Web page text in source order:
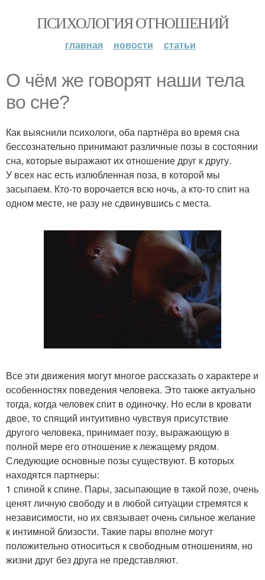
ПСИХОЛОГИЯ ОТНОШЕНИЙ
главная новости статьи
О чём же говорят наши тела
во сне?
Как выяснили психологи, оба партнёра во время сна
бессознательно принимают различные позы в состоянии
сна, которые выражают их отношение друг к другу.
У всех нас есть излюбленная поза, в которой мы
засыпаем. Кто-то ворочается всю ночь, а кто-то спит на
одном месте, не разу не сдвинувшись с места.
Все эти движения могут многое рассказать о характере и
особенностях поведения человека. Это также актуально
тогда, когда человек спит в одиночку. Но если в кровати
двое, то спящий интуитивно чувствуя присутствие
другого человека, принимает позу, выражающую в
полной мере его отношение к лежащему рядом.
Следующие основные позы существуют. В которых
находятся партнеры:
1 спиной к спине. Пары, засыпающие в такой позе, очень
ценят личную свободу и в любой ситуации стремятся к
независимости, но их связывает очень сильное желание
к интимной близости. Такие пары вполне могут
положительно относиться к свободным отношениям, но
жизни друг без друга не представляют.